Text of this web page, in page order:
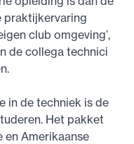
praktijkervaring
club omgeving’,
de collega technici
in de techniek is de
Het pakket
en Amerikaanse